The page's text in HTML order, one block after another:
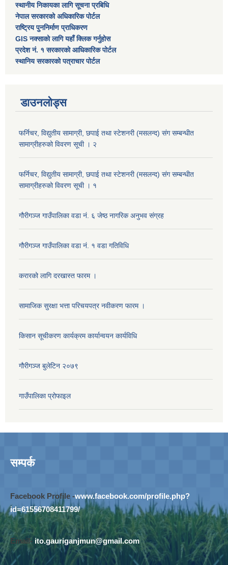
स्थानीय निकायका लागि सूचना प्रबिधि
नेपाल सरकारको अधिकारिक पोर्टल
राष्ट्रिय पुननिर्माण प्राधिकरण
GIS नक्साको लागि यहाँ क्लिक गर्नुहोस
प्रदेश नं. १ सरकारको आधिकारिक पोर्टल
स्थानिय सरकारको पत्राचार पोर्टल
डाउनलोड्स
फर्निचर, विद्युतीय सामाग्री, छपाई तथा स्टेशनरी (मसलन्द) संग सम्बन्धीत
सामाग्रीहरुको विवरण सूची । २
फर्निचर, विद्युतीय सामाग्री, छपाई तथा स्टेशनरी (मसलन्द) संग सम्बन्धीत
सामाग्रीहरुको विवरण सूची । १
गौरीगञ्‍ज गाउँपालिका वडा नं. ६ जेष्ठ नागरिक अनुभव संग्रह
गौरीगञ्‍ज गाउँपालिका वडा नं. १ वडा गतिविधि
करारको लागि दरखास्त फारम ।
सामाजिक सुरक्षा भत्ता परिचयपत्र नवीकरण फारम ।
किसान सूचीकरण कार्यक्रम कार्यान्वयन कार्यविधि
गौरीगञ्‍ज बुलेटिन २०७९
गाउँपालिका प्रोफाइल
सम्पर्क
Facebook Profile -www.facebook.com/profile.php?
id=61556708411799/
Email- ito.gauriganjmun@gmail.com